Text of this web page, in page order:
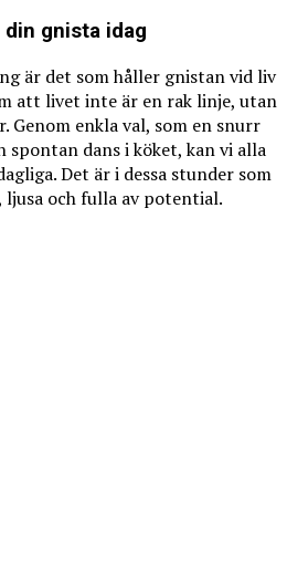
gnista idag
är det som håller gnistan vid liv
att livet inte är en rak linje, utan
Genom enkla val, som en snurr
spontan dans i köket, kan vi alla
Det är i dessa stunder som
och fulla av potential.